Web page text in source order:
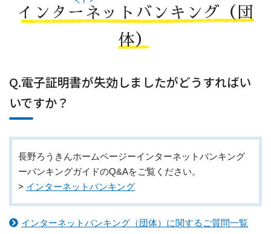
インターネットバンキング（団
体）
Q.電子証明書が失効しましたがどうすればい
いですか？
長野ろうきんホームページーインターネットバンキング
ーバンキングガイドのQ&Aをご覧ください。
> インターネットバンキング
インターネットバンキング（団体）に関するご質問一覧